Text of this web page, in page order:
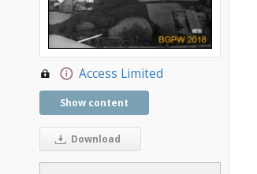
Access Limited
Show content
Download